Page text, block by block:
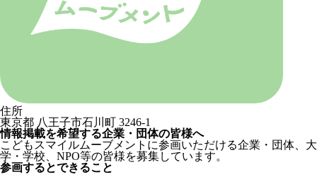
住所
東京都 八王子市石川町 3246-1
情報掲載を希望する企業・団体の皆様へ
こどもスマイルムーブメントに参画いただける企業・団体、大
学・学校、NPO等の皆様を募集しています。
参画するとできること